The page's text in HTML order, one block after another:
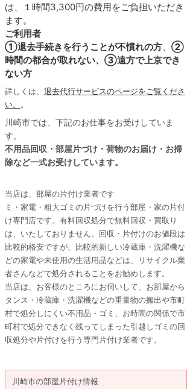
は、１時間3,300円の費用をご負担いただき
ます。
ご利用者
①退去手続きを行うことが不慣れの方
②
時間の都合が取れない、③遠方で上京でき
ない方
詳しくは、 退去代行サービスのページをご覧くださ
い。
。
川崎市では、下記のお仕事をお受けしていま
す。
不用品回収・部屋片づけ・荷物のお届け・お掃
除など一式お受けしています。
当店は、部屋の片付け業者です
ミ・家電・粗大ゴミの片づけを行う部屋・家の片付
け専門店です。有料回収処分で無料回収・買取り
は、いたしておりません。回収・片付けのお値段は
比較的格安ですが、比較的新しい冷蔵庫・洗濯機な
どの家電や未使用の生活用品などは、リサイクル業
者さんなどで処分されることをお勧めします。
当店は、お客様のところにお伺いして、お部屋から
タンス・冷蔵庫・洗濯機などの重量物の搬出や市町
村で処分しにくい不用品・ゴミ、お時間の関係で市
町村で処分できなく残ってしまった引越しゴミの回
収処分や片付けを行う専門片付け業者です。
川崎市の部屋片付け情報